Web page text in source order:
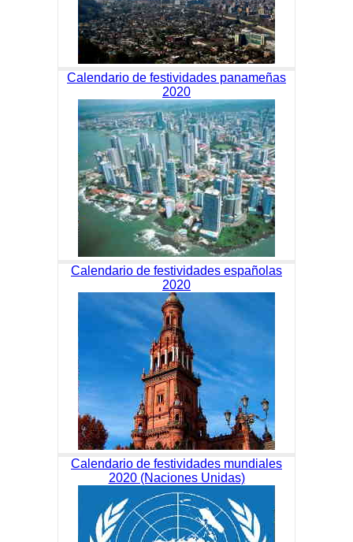
Calendario de festividades panameñas
2020
Calendario de festividades españolas
2020
Calendario de festividades mundiales
2020 (Naciones Unidas)